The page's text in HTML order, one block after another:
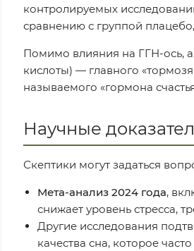
контролируемых
сравнению с группой
Помимо влияния на ГГН-ось,
кислоты) — главного
называемого «гормона
Научные
Скептики могут задаться
Мета-анализ 2024 года,
снижает уровень стресса,
Другие исследования
качества сна, которое